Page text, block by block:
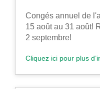
Congés annuel de
15 août au 31 août!
2 septembre!
Cliquez ici pour plus